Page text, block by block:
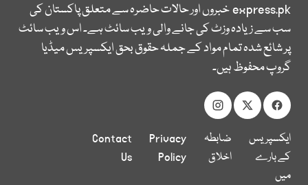
express.pkخبروں اور حالات حاضرہ سے متعلق پاکستان کی
سب سے زیادہ وزٹ کی جانے والی ویب سائٹ ہے۔ اس ویب سائٹ
پر شائع شدہ تمام مواد کے جملہ حقوق بحق ایکسپریس میڈیا
گروپ محفوظ ہیں۔
ایکسپریس
کے بارے
میں
ضابطہ
اخلاق
Privacy
Policy
Contact
Us